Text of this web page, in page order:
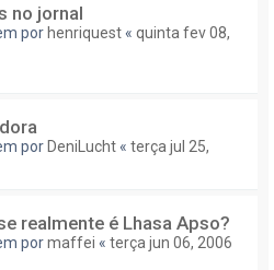
no jornal
por henriquest « quinta fev 08,
por DeniLucht « terça jul 25,
realmente é Lhasa Apso?
pormaffei « terça jun 06, 2006